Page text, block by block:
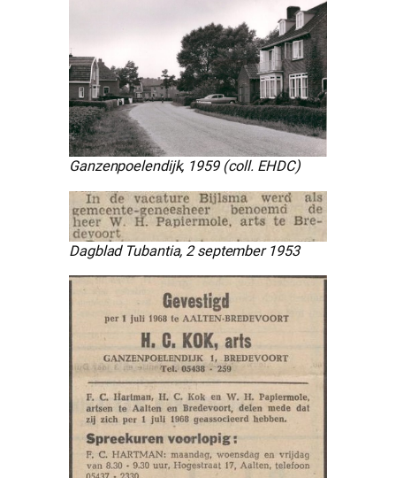
Ganzenpoelendijk, 1959 (coll. EHDC)
Dagblad Tubantia, 2 september 1953